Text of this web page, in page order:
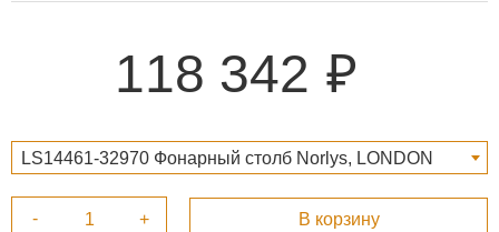
118 342
LS14461-32970 Фонарный столб Norlys, LONDON